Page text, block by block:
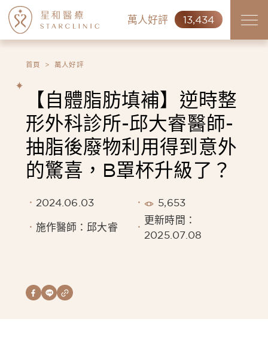
萬人好評 13,434
首頁 萬人好評
【自體脂肪填補】逆時整
形外科診所-邱大睿醫師-
抽脂後廢物利用得到意外
的驚喜，B罩杯升級了？
2024.06.03 5,653
施作醫師：邱大睿
更新時間：
2025.07.08